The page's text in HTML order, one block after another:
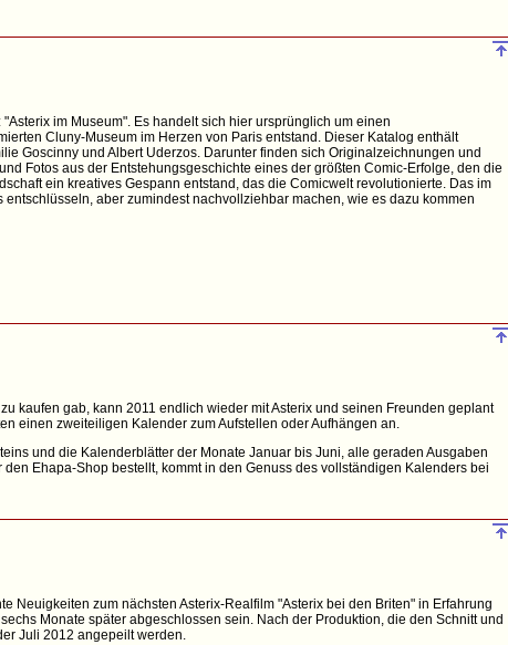
im Museum". Es handelt sich hier ursprünglich um einen
Cluny-Museum im Herzen von Paris entstand. Dieser Katalog enthält
Goscinny und Albert Uderzos. Darunter finden sich Originalzeichnungen und
Fotos aus der Entstehungsgeschichte eines der größten Comic-Erfolge, den die
ein kreatives Gespann entstand, das die Comicwelt revolutionierte. Das im
aber zumindest nachvollziehbar machen, wie es dazu kommen
kaufen gab, kann 2011 endlich wieder mit Asterix und seinen Freunden geplant
einen zweiteiligen Kalender zum Aufstellen oder Aufhängen an.
und die Kalenderblätter der Monate Januar bis Juni, alle geraden Ausgaben
Ehapa-Shop bestellt, kommt in den Genuss des vollständigen Kalenders bei
Neuigkeiten zum nächsten Asterix-Realfilm "Asterix bei den Briten" in Erfahrung
Monate später abgeschlossen sein. Nach der Produktion, die den Schnitt und
Juli 2012 angepeilt werden.